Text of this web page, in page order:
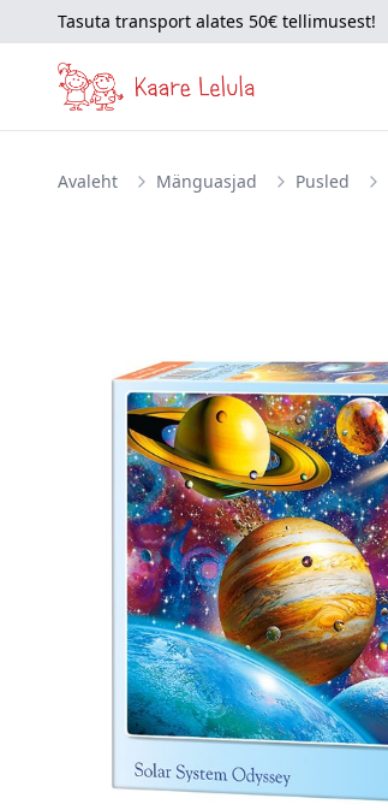
Tasuta transport alates 50€ tellimusest!
Avaleht Mänguasjad Pusled